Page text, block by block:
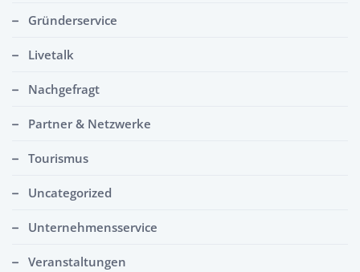
Gründerservice
Livetalk
Nachgefragt
Partner & Netzwerke
Tourismus
Uncategorized
Unternehmensservice
Veranstaltungen